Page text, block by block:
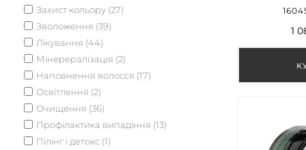
Захист кольору (27)
Зволоження (39)
Лікування (44)
Мінерералізація (2)
Наповнення волосся (17)
Освітлення (2)
Очищення (36)
Профілактика випадіння (13)
Пілінг і детокс (1)
1